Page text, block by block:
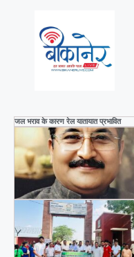
जल भराव के कारण रेल यातायात प्रभावित